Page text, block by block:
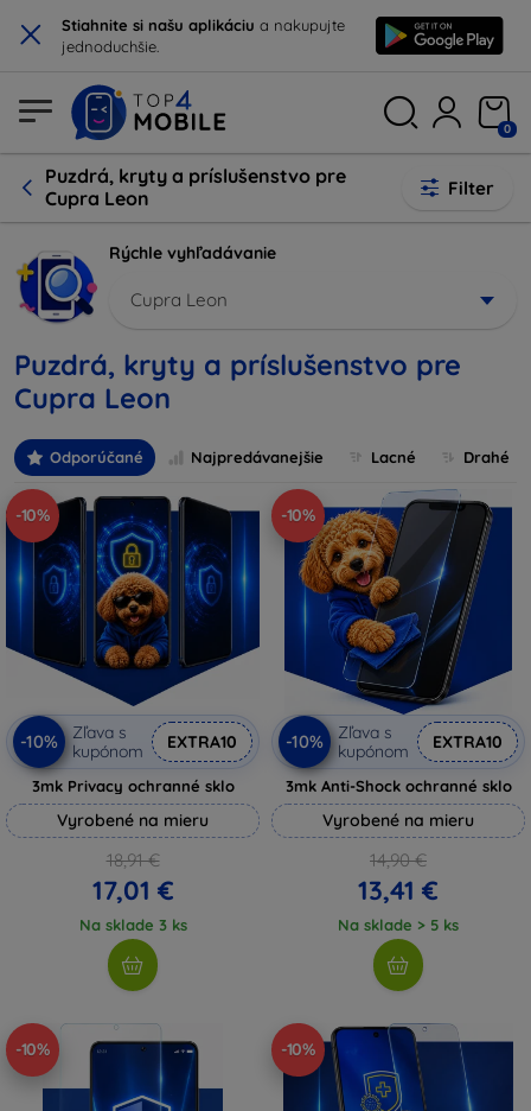
× Stiahnite si našu aplikáciu a nakupujte
jednoduchšie.
0
Puzdrá, kryty a príslušenstvo pre
Cupra Leon
Filter
Rýchle vyhľadávanie
Cupra Leon
Puzdrá, kryty a príslušenstvo pre
Cupra Leon
Odporúčané Najpredávanejšie Lacné Drahé
-10%
-10%
Zľava s
kupónom
EXTRA10
3mk Privacy ochranné sklo
Vyrobené na mieru
18,91 €
17,01 €
Na sklade 3 ks
-10%
-10%
Zľava s
kupónom
EXTRA10
3mk Anti-Shock ochranné sklo
Vyrobené na mieru
14,90 €
13,41 €
Na sklade > 5 ks
-10% -10%